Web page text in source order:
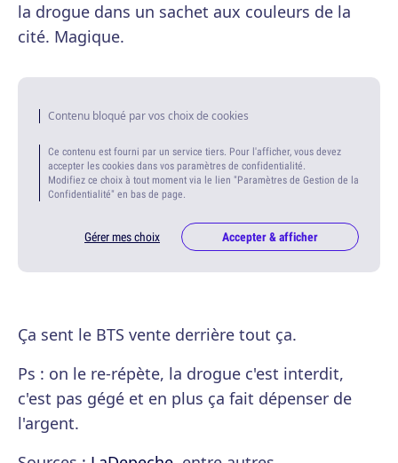
la drogue dans un sachet aux couleurs de la
cité. Magique.
Contenu bloqué par vos choix de cookies
Ce contenu est fourni par un service tiers. Pour l'afficher, vous devez
accepter les cookies dans vos paramètres de confidentialité.
Modifiez ce choix à tout moment via le lien "Paramètres de Gestion de la
Confidentialité" en bas de page.
Gérer mes choix Accepter & afficher
Ça sent le BTS vente derrière tout ça.
Ps : on le re-répète, la drogue c'est interdit,
c'est pas gégé et en plus ça fait dépenser de
l'argent.